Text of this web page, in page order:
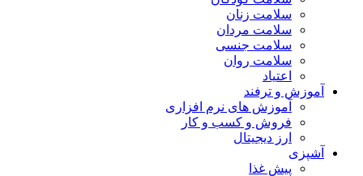
سلامت زنان
سلامت مردان
سلامت جنسی
سلامت روان
اعتیاد
آموزش و ترفند
آموزش های نرم افزاری
فروش و کسب و کار
ارز دیجیتال
آشپزی
پیش غذا